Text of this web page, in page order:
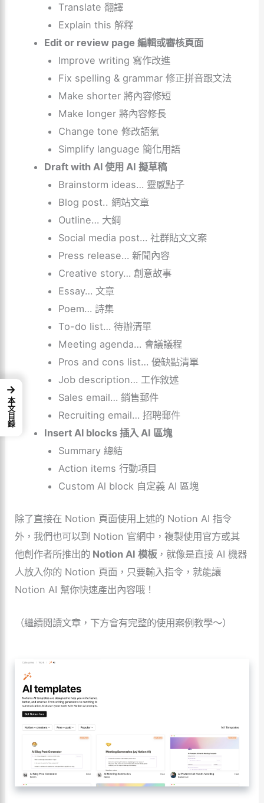
Translate 翻譯
Explain this 解釋
Edit or review page 編輯或審核頁面
Improve writing 寫作改進
Fix spelling & grammar 修正拼音跟文法
Make shorter 將內容修短
Make longer 將內容修長
Change tone 修改語氣
Simplify language 簡化用語
Draft with Al 使用 AI 擬草稿
Brainstorm ideas… 靈感點子
Blog post.. 網站文章
Outline… 大綱
Social media post… 社群貼文文案
Press release… 新聞內容
Creative story… 創意故事
Essay… 文章
Poem… 詩集
To-do list… 待辦清單
Meeting agenda… 會議議程
Pros and cons list… 優缺點清單
Job description… 工作敘述
Sales email… 銷售郵件
Recruiting email… 招聘郵件
Insert Al blocks 插入 AI 區塊
Summary 總結
Action items 行動項目
Custom Al block 自定義 AI 區塊
除了直接在 Notion 頁面使用上述的 Notion AI 指令
外，我們也可以到 Notion 官網中，複製使用官方或其
他創作者所推出的 Notion AI 模板 ，就像是直接 AI 機器
人放入你的 Notion 頁面，只要輸入指令，就能讓
Notion AI 幫你快速產出內容哦！
（繼續閱讀文章，下方會有完整的使用案例教學～）
→
本文目錄